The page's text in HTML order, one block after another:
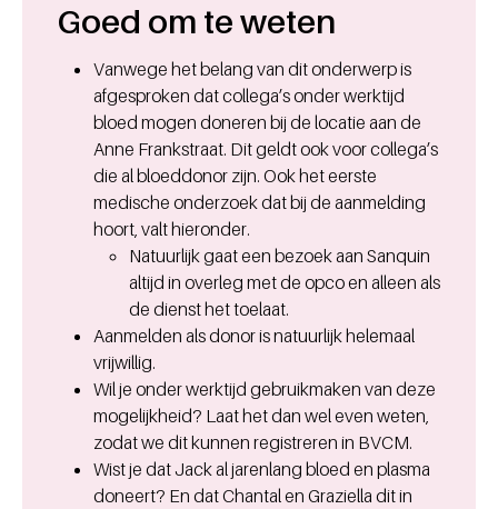
Goed om te weten
Vanwege het belang van dit onderwerp is
afgesproken dat collega’s onder werktijd
bloed mogen doneren bij de locatie aan de
Anne Frankstraat. Dit geldt ook voor collega’s
die al bloeddonor zijn. Ook het eerste
medische onderzoek dat bij de aanmelding
hoort, valt hieronder.
Natuurlijk gaat een bezoek aan Sanquin
altijd in overleg met de opco en alleen als
de dienst het toelaat.
Aanmelden als donor is natuurlijk helemaal
vrijwillig.
Wil je onder werktijd gebruikmaken van deze
mogelijkheid? Laat het dan wel even weten,
zodat we dit kunnen registreren in BVCM.
Wist je dat Jack al jarenlang bloed en plasma
doneert? En dat Chantal en Graziella dit in